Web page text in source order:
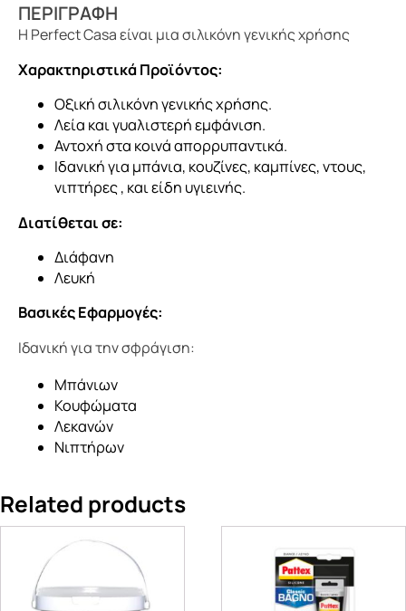
ΠΕΡΙΓΡΑΦΗ
Η Perfect Casa είναι μια σιλικόνη γενικής χρήσης
Χαρακτηριστικά Προϊόντος:
Οξική σιλικόνη γενικής χρήσης.
Λεία και γυαλιστερή εμφάνιση.
Αντοχή στα κοινά απορρυπαντικά.
Ιδανική για μπάνια, κουζίνες, καμπίνες, ντους,
νιπτήρες , και είδη υγιεινής.
Διατίθεται σε:
Διάφανη
Λευκή
Βασικές Εφαρμογές:
Ιδανική για την σφράγιση:
Μπάνιων
Κουφώματα
Λεκανών
Νιπτήρων
Related products